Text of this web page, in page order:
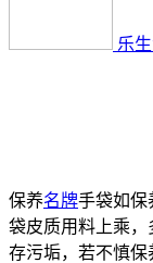
乐
保养名牌手袋如保
袋皮质用料上乘
存污垢，若不慎